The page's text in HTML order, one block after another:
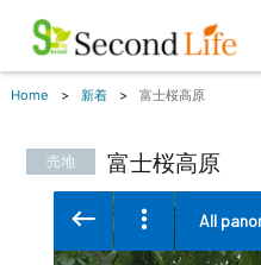
Home 新着 富士桜高原
売地 富士桜高原